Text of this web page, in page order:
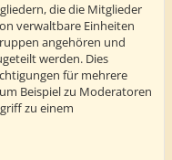
die die Mitglieder
verwaltbare Einheiten
angehören und
werden. Dies
für mehrere
Beispiel zu Moderatoren
zu einem